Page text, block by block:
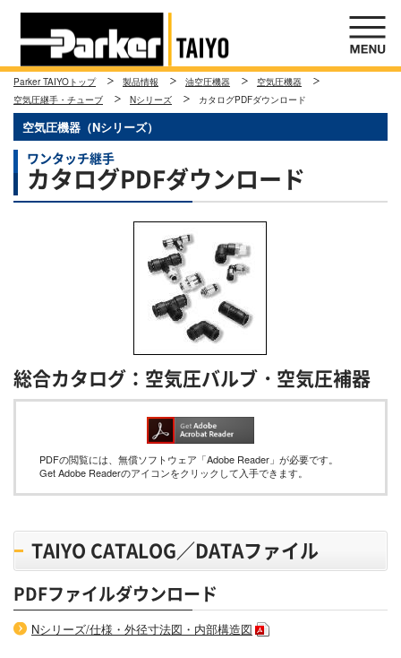
Parker TAIYOトップ 製品情報 油空圧機器
空気圧機器
空気圧継手・チューブ
Nシリーズ カタログPDFダウンロード
空気圧機器（Nシリーズ）
ワンタッチ継手
カタログPDFダウンロード
総合カタログ：空気圧バルブ・空気圧補器
PDFの閲覧には、無償ソフトウェア「Adobe Reader」が必要です。
Get Adobe Readerのアイコンをクリックして入手できます。
TAIYO CATALOG／DATAファイル
PDFファイルダウンロード
Nシリーズ/仕様・外径寸法図・内部構造図